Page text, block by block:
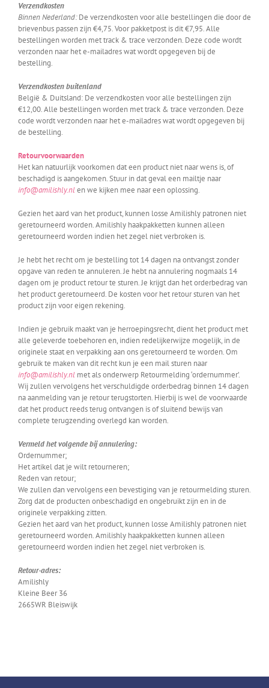
Verzendkosten
Binnen Nederland:De verzendkosten voor alle bestellingen die door de
brievenbus passen zijn €4,75. Voor pakketpost is dit €7,95. Alle
bestellingen worden met track & trace verzonden. Deze code wordt
verzonden naar het e-mailadres wat wordt opgegeven bij de
bestelling.
Verzendkosten buitenland
België & Duitsland: De verzendkosten voor alle bestellingen zijn
€12,00. Alle bestellingen worden met track & trace verzonden. Deze
code wordt verzonden naar het e-mailadres wat wordt opgegeven bij
de bestelling.
Retourvoorwaarden
Het kan natuurlijk voorkomen dat een product niet naar wens is, of
beschadigd is aangekomen. Stuur in dat geval een mailtje naar
info@amilishly.nlen we kijken mee naar een oplossing.
Gezien het aard van het product, kunnen losse Amilishly patronen niet
geretourneerd worden. Amilishly haakpakketten kunnen alleen
geretourneerd worden indien het zegel niet verbroken is.
Je hebt het recht om je bestelling tot 14 dagen na ontvangst zonder
opgave van reden te annuleren. Je hebt na annulering nogmaals 14
dagen om je product retour te sturen. Je krijgt dan het orderbedrag van
het product geretourneerd. De kosten voor het retour sturen van het
product zijn voor eigen rekening.
Indien je gebruik maakt van je herroepingsrecht, dient het product met
alle geleverde toebehoren en, indien redelijkerwijze mogelijk, in de
originele staat en verpakking aan ons geretourneerd te worden. Om
gebruik te maken van dit recht kun je een mail sturen naar
info@amilishly.nl met als onderwerp Retourmelding ‘ordernummer’.
Wij zullen vervolgens het verschuldigde orderbedrag binnen 14 dagen
na aanmelding van je retour terugstorten. Hierbij is wel de voorwaarde
dat het product reeds terug ontvangen is of sluitend bewijs van
complete terugzending overlegd kan worden.
Vermeld het volgende bij annulering:
Ordernummer;
Het artikel dat je wilt retourneren;
Reden van retour;
We zullen dan vervolgens een bevestiging van je retourmelding sturen.
Zorg dat de producten onbeschadigd en ongebruikt zijn en in de
originele verpakking zitten.
Gezien het aard van het product, kunnen losse Amilishly patronen niet
geretourneerd worden. Amilishly haakpakketten kunnen alleen
geretourneerd worden indien het zegel niet verbroken is.
Retour-adres:
Amilishly
Kleine Beer 36
2665WR Bleiswijk